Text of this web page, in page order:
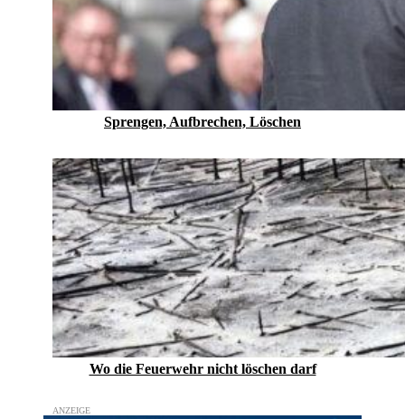
Sprengen, Aufbrechen, Löschen
Wo die Feuerwehr nicht löschen darf